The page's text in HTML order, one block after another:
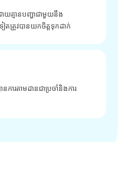
យគ្មានបញ្ហាជាមួយនឹង
ៀតត្រូវបានយកចិត្តទុកដាក់
ារ​តាមដាន​ជា​ប្រចាំ​និង​ការ​